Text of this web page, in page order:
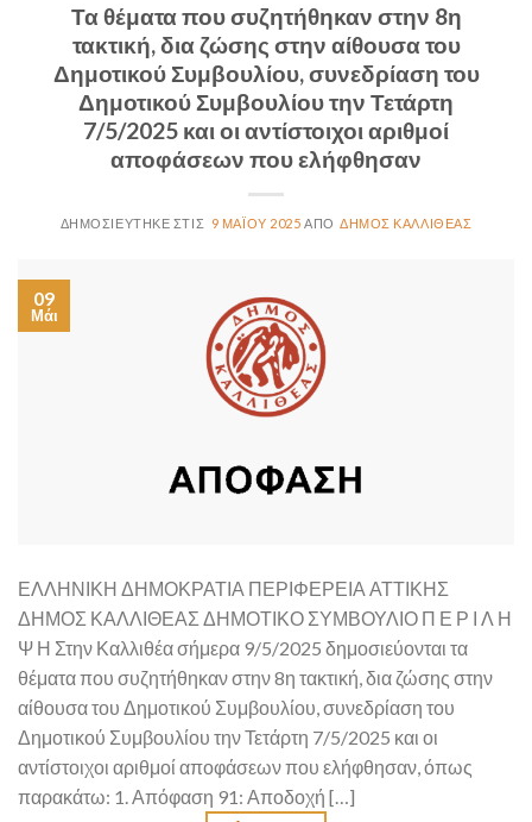
Τα θέματα που συζητήθηκαν στην 8η
τακτική, δια ζώσης στην αίθουσα του
Δημοτικού Συμβουλίου, συνεδρίαση του
Δημοτικού Συμβουλίου την Τετάρτη
7/5/2025 και οι αντίστοιχοι αριθμοί
αποφάσεων που ελήφθησαν
9 ΜΑΪ́ΟΥ 2025 ΔΉΜΟΣ ΚΑΛΛΙΘΈΑΣ
09
Μάι
ΕΛΛΗΝΙΚΗ ΔΗΜΟΚΡΑΤΙΑ ΠΕΡΙΦΕΡΕΙΑ ΑΤΤΙΚΗΣ
ΔΗΜΟΣ ΚΑΛΛΙΘΕΑΣ ΔΗΜΟΤΙΚΟ ΣΥΜΒΟΥΛΙΟ Π Ε Ρ Ι Λ Η
Ψ Η Στην Καλλιθέα σήμερα 9/5/2025 δημοσιεύονται τα
θέματα που συζητήθηκαν στην 8η τακτική, δια ζώσης στην
αίθουσα του Δημοτικού Συμβουλίου, συνεδρίαση του
Δημοτικού Συμβουλίου την Τετάρτη 7/5/2025 και οι
αντίστοιχοι αριθμοί αποφάσεων που ελήφθησαν, όπως
παρακάτω: 1. Απόφαση 91: Αποδοχή […]